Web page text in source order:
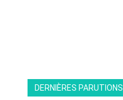
DERNIÈRES PARUTIONS